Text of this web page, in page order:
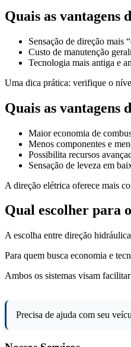
Quais as vantagens
Sensação de direção mais
Custo de manutenção
Tecnologia mais antiga e
Uma dica prática: verifique o
Quais as vantagens
Maior economia de
Menos componentes e
Possibilita recursos
Sensação de leveza em
A direção elétrica oferece mais
Qual escolher para
A escolha entre direção
Para quem busca economia e
Ambos os sistemas visam
Precisa de ajuda com seu